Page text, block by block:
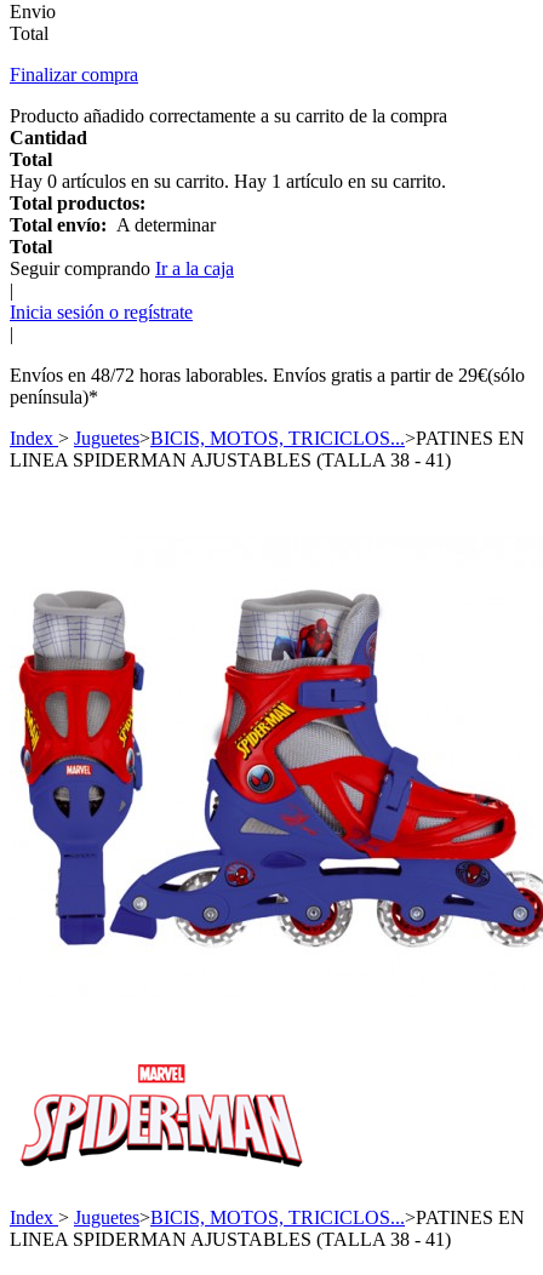
Envio
Total
Finalizar compra
Producto añadido correctamente a su carrito de la compra
Cantidad
Total
Hay 0 artículos en su carrito. Hay 1 artículo en su carrito.
Total productos:
Total envío: A determinar
Total
Seguir comprando Ir a la caja
|
Inicia sesión o regístrate
|
Envíos en 48/72 horas laborables. Envíos gratis a partir de 29€(sólo
península)*
Index > Juguetes>BICIS, MOTOS, TRICICLOS...>PATINES EN
LINEA SPIDERMAN AJUSTABLES (TALLA 38 - 41)
Index > Juguetes>BICIS, MOTOS, TRICICLOS...>PATINES EN
LINEA SPIDERMAN AJUSTABLES (TALLA 38 - 41)